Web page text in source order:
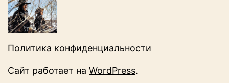
Политика конфиденциальности
Сайт работает на WordPress.